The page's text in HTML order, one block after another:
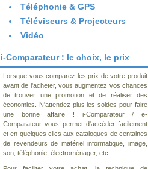
Téléphonie & GPS
Téléviseurs & Projecteurs
Vidéo
i-Comparateur : le choix, le prix
Lorsque vous comparez les prix de votre produit
avant de l'acheter, vous augmentez vos chances
de trouver une promotion et de réaliser des
économies. N'attendez plus les soldes pour faire
une bonne affaire ! i-Comparateur / e-
Comparateur vous permet d'accéder facilement
et en quelques clics aux catalogues de centaines
de revendeurs de matériel informatique, image,
son, téléphonie, électroménager, etc..